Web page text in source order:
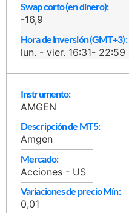
Swap corto (en dinero):
-16,9
Hora de inversión (GMT+3):
lun. - vier. 16:31- 22:59
Instrumento:
AMGEN
Descripción de MT5:
Amgen
Mercado:
Acciones - US
Variaciones de precio Mín:
0,01